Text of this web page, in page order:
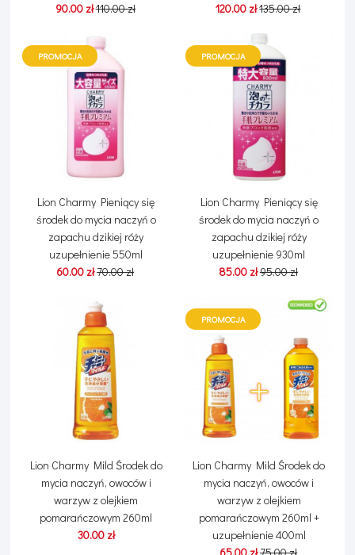
90.00 zł110.00 zł
120.00 zł135.00 zł
PROMOCJA
Lion Charmy Pieniący się
środek do mycia naczyń o
zapachu dzikiej róży
uzupełnienie 550ml
60.00 zł70.00 zł
PROMOCJA
Lion Charmy Pieniący się
środek do mycia naczyń o
zapachu dzikiej róży
uzupełnienie 930ml
85.00 zł95.00 zł
Lion Charmy Mild Środek do
mycia naczyń, owoców i
warzyw z olejkiem
pomarańczowym 260ml
30.00 zł
PROMOCJA
Lion Charmy Mild Środek do
mycia naczyń, owoców i
warzyw z olejkiem
pomarańczowym 260ml +
uzupełnienie 400ml